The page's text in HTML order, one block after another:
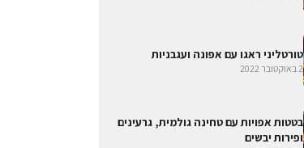
טורטליני ראגו עם אפונה ועגבניות
2 באוקטובר 2022
בטטות אפויות עם טחינה גולמית, גרעינים
ופירות יבשים